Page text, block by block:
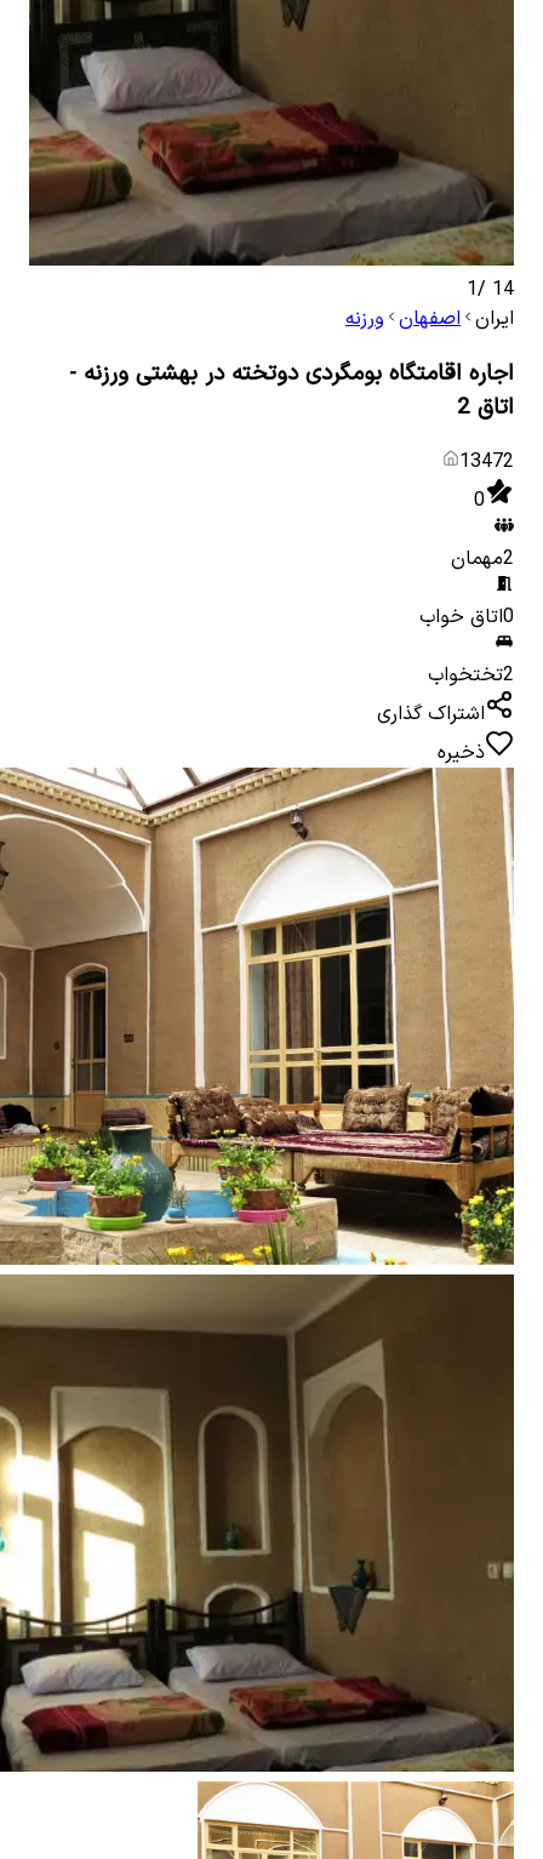
14
/
1
ایران اصفهان ورزنه
اجاره اقامتگاه بومگردی دوتخته در بهشتی ورزنه -
اتاق 2
13472
0
2مهمان
0اتاق خواب
2تختخواب
اشتراک گذاری
ذخیره